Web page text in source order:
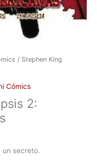
/ Stephen King
Cómics
2:
un secreto.